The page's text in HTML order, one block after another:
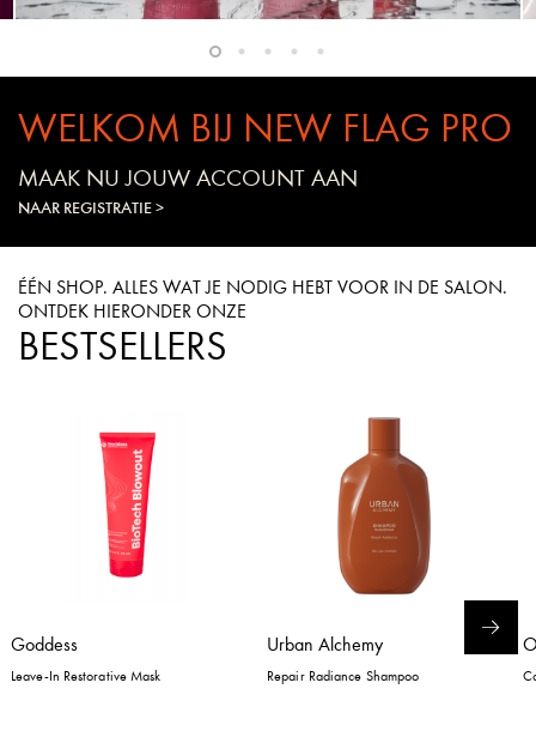
WELKOM BIJ NEW FLAG PRO
MAAK NU JOUW ACCOUNT AAN
NAAR REGISTRATIE >
ÉÉN SHOP. ALLES WAT JE NODIG HEBT VOOR IN DE SALON.
ONTDEK HIERONDER ONZE
BESTSELLERS
Goddess
Leave-In Restorative Mask
Urban Alchemy
Repair Radiance Shampoo